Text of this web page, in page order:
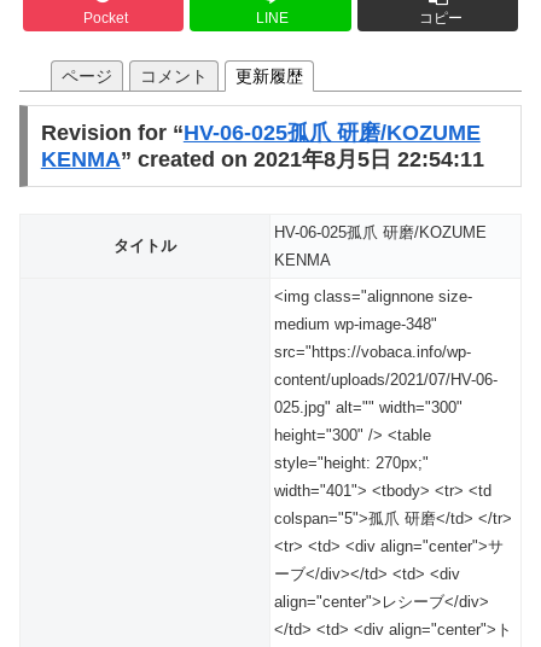
Pocket LINE コピー
ページ コメント 更新履歴
Revision for “HV-06-025孤爪 研磨/KOZUME
KENMA” created on 2021年8月5日 22:54:11
タイトル
HV-06-025孤爪 研磨/KOZUME
KENMA
<img class="alignnone size-
medium wp-image-348"
src="https://vobaca.info/wp-
content/uploads/2021/07/HV-06-
025.jpg" alt="" width="300"
height="300" /> <table
style="height: 270px;"
width="401"> <tbody> <tr> <td
colspan="5">孤爪 研磨</td> </tr>
<tr> <td> <div align="center">サ
ーブ</div></td> <td> <div
align="center">レシーブ</div>
</td> <td> <div align="center">ト